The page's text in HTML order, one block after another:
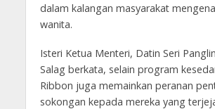
dalam kalangan masyarakat
wanita.
Isteri Ketua Menteri, Datin Seri
Salag berkata, selain program
Ribbon juga memainkan peranan
sokongan kepada mereka yang